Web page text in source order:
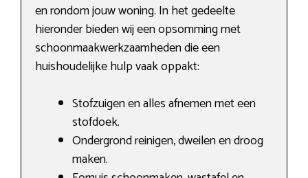
en rondom jouw woning. In het gedeelte
hieronder bieden wij een opsomming met
schoonmaakwerkzaamheden die een
huishoudelijke hulp vaak oppakt:
Stofzuigen en alles afnemen met een
stofdoek.
Ondergrond reinigen, dweilen en droog
maken.